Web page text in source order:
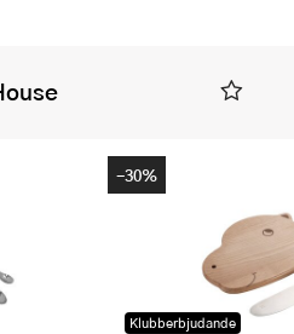
Klubberbjudande
-30%